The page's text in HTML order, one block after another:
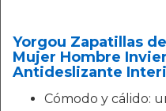
Yorgou Zapatillas
Mujer Hombre
Antideslizante
Cómodo y cálido: